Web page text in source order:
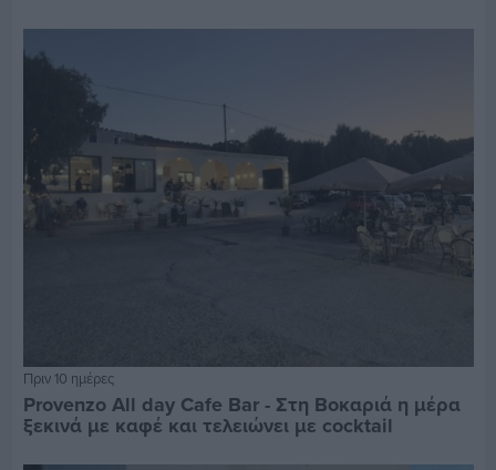
Πριν 10 ημέρες
Provenzo All day Cafe Bar - Στη Βοκαριά η μέρα
ξεκινά με καφέ και τελειώνει με cocktail